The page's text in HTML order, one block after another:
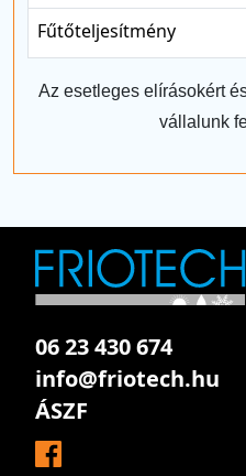
Fűtőteljesítmény
Az esetleges elírásokért
vállalunk
06 23 430 674
info@friotech.hu
ÁSZF